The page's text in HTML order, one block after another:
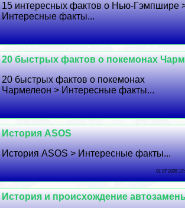
15 интересных фактов о Нью-Гэмпшире
Интересные факты...
20 быстрых фактов о покемонах
20 быстрых фактов о покемонах
Чармелеон > Интересные факты...
История ASOS
История ASOS > Интересные факты...
01 07 2026
История и происхождение